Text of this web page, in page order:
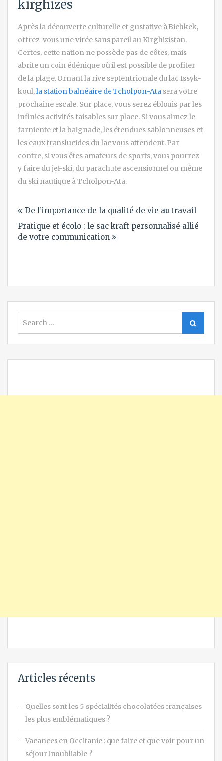
kirghizes
Après la découverte culturelle et gustative à Bichkek,
offrez-vous une virée sans pareil au Kirghizistan.
Certes, cette nation ne possède pas de côtes, mais
abrite un coin édénique où il est possible de profiter
de la plage. Ornant la rive septentrionale du lac Issyk-
koul,la station balnéaire de Tcholpon-Ata sera votre
prochaine escale. Sur place, vous serez éblouis par les
infinies activités faisables sur place. Si vous aimez le
farniente et la baignade, les étendues sablonneuses et
les eaux translucides du lac vous attendent. Par
contre, si vous êtes amateurs de sports, vous pourrez
y faire du jet-ski, du parachute ascensionnel ou même
du ski nautique à Tcholpon-Ata.
de
l’article
De l’importance de la qualité de vie au travail
Pratique et écolo : le sac kraft personnalisé allié
de votre communication
for:
Search
Articles récents
Quelles sont les 5 spécialités chocolatées françaises
les plus emblématiques ?
Vacances en Occitanie : que faire et que voir pour un
séjour inoubliable ?